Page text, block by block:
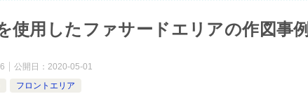
使用したファサードエリアの作図事例
公開日： 2020-05-01
フロントエリア